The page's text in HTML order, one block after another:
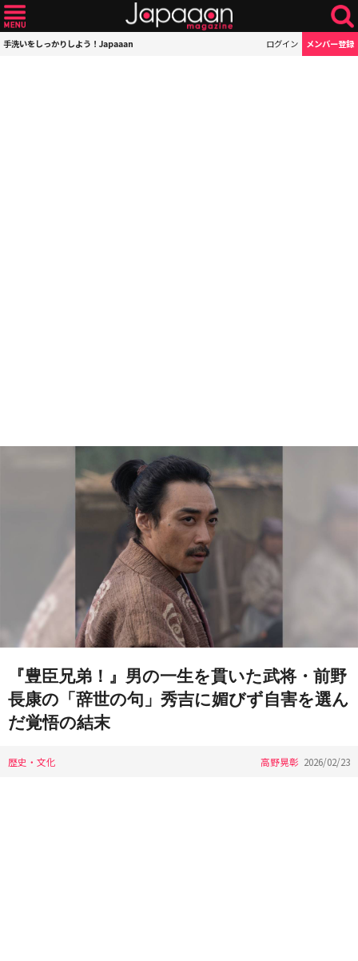
手洗いをしっかりしよう！Japaaan ログイン メンバー登録
『豊臣兄弟！』男の一生を貫いた武将・前野
長康の「辞世の句」秀吉に媚びず自害を選ん
だ覚悟の結末
歴史・文化 高野晃彰 2026/02/23